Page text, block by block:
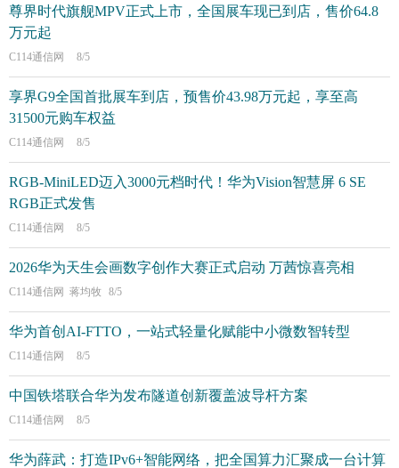
尊界时代旗舰MPV正式上市，全国展车现已到店，售价64.8
万元起
C114通信网 8/5
享界G9全国首批展车到店，预售价43.98万元起，享至高
31500元购车权益
C114通信网 8/5
RGB-MiniLED迈入3000元档时代！华为Vision智慧屏 6 SE
RGB正式发售
C114通信网 8/5
2026华为天生会画数字创作大赛正式启动 万茜惊喜亮相
C114通信网 蒋均牧 8/5
华为首创AI-FTTO，一站式轻量化赋能中小微数智转型
C114通信网 8/5
中国铁塔联合华为发布隧道创新覆盖波导杆方案
C114通信网 8/5
华为薛武：打造IPv6+智能网络，把全国算力汇聚成一台计算